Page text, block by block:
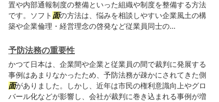
置や内部通報制度の整備といった組織や制度を整備する方法
です。ソフト 面の方法は、悩みを相談しやすい企業風土の構
築や企業倫理・経営理念の啓発など従業員同士の...
予防法務の重要性
かつて日本は、企業間や企業と従業員の間で裁判に発展する
事例はあまりなかったため、予防法務が疎かにされてきた側
面がありました。しかし、近年は市民の権利意識向上やグロ
バール化などが影響し、会社が裁判に巻き込まれる事例が増